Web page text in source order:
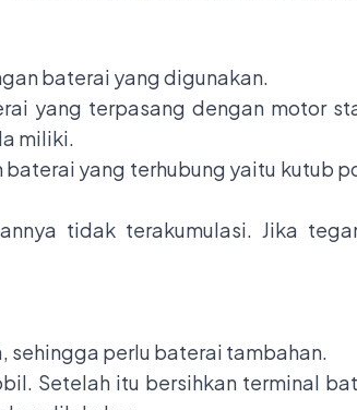
baterai yang digunakan.
yang terpasang dengan motor
miliki.
baterai yang terhubung yaitu kutub
tidak terakumulasi. Jika
sehingga perlu baterai tambahan.
Setelah itu bersihkan terminal